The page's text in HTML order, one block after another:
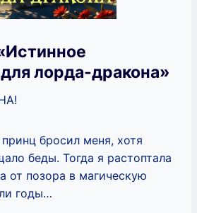
лорда-дракона»
бросил меня, хотя
беды. Тогда я растоптала
от позора в магическую
годы…